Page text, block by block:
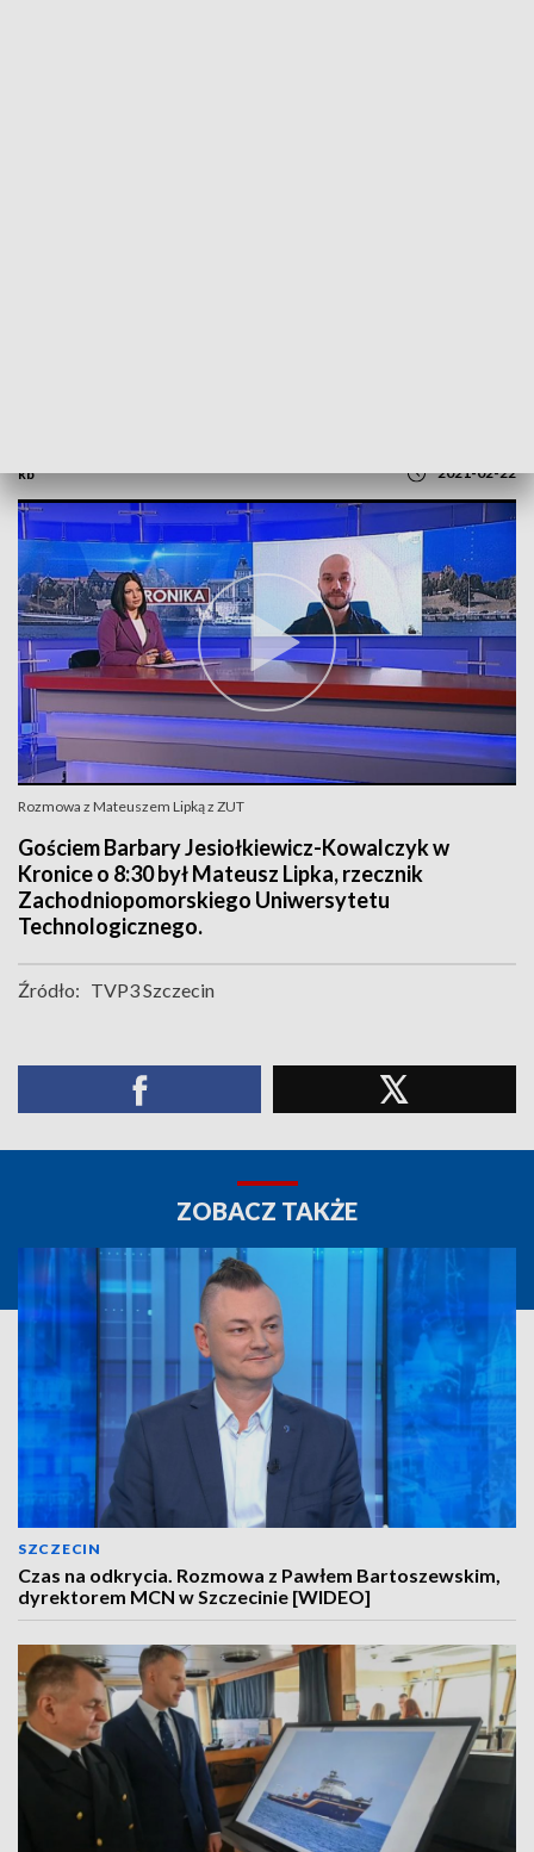
kb 2021-02-22
Rozmowa z Mateuszem Lipką z ZUT
Gościem Barbary Jesiołkiewicz-Kowalczyk w
Kronice o 8:30 był Mateusz Lipka, rzecznik
Zachodniopomorskiego Uniwersytetu
Technologicznego.
Źródło: TVP3 Szczecin
ZOBACZ TAKŻE
SZCZECIN
Czas na odkrycia. Rozmowa z Pawłem Bartoszewskim,
dyrektorem MCN w Szczecinie [WIDEO]